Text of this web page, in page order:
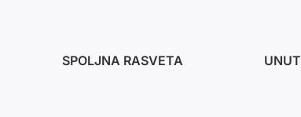
SPOLJNA RASVETA